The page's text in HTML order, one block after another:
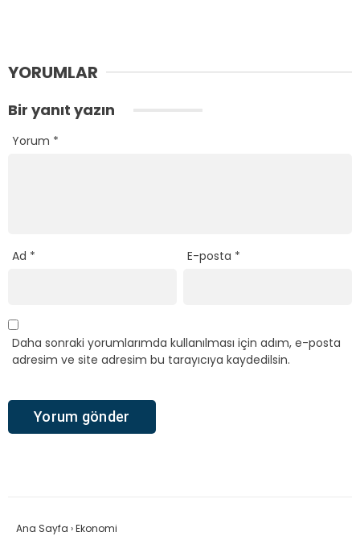
YORUMLAR
Bir yanıt yazın
Yorum *
Ad * E-posta *
Daha sonraki yorumlarımda kullanılması için adım, e-posta
adresim ve site adresim bu tarayıcıya kaydedilsin.
Ana Sayfa ›Ekonomi